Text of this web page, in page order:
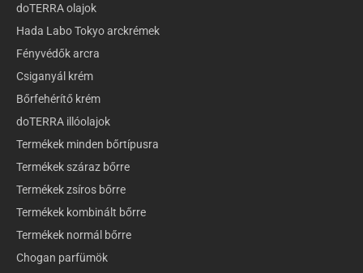
doTERRA olajok
Hada Labo Tokyo arckrémek
Fényvédők arcra
Csiganyál krém
Bőrfehérítő krém
doTERRA illóolajok
Termékek minden bőrtípusra
Termékek száraz bőrre
Termékek zsíros bőrre
Termékek kombinált bőrre
Termékek normál bőrre
Chogan parfümök